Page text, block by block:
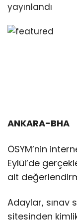
yayınlandı
ANKARA-BHA
ÖSYM’nin
Eylül’de
ait
Adaylar, sınav
sitesinden